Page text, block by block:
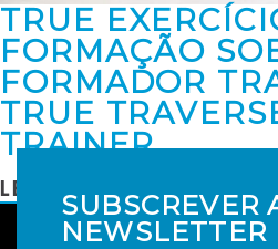
TRUE
FORMAÇÃO
FORMADOR
TRUE
TRAINER
LER MAIS
SUBSCREVER
NEWSLETTER